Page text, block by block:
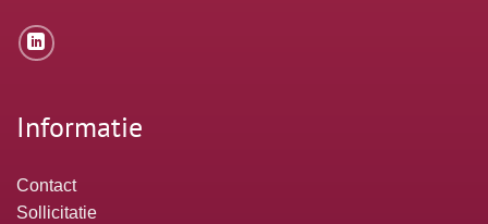
Informatie
Contact
Sollicitatie